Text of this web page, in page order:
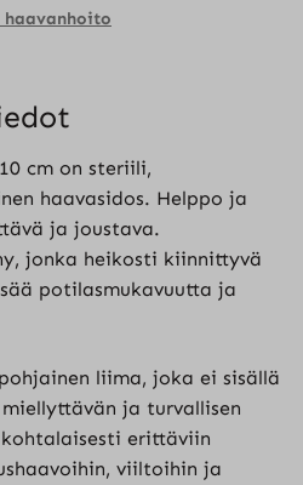
cm on steriili,
haavasidos. Helppo ja
ja joustava.
jonka heikosti kiinnittyvä
potilasmukavuutta ja
liima, joka ei sisällä
ja turvallisen
erittäviin
viiltoihin ja